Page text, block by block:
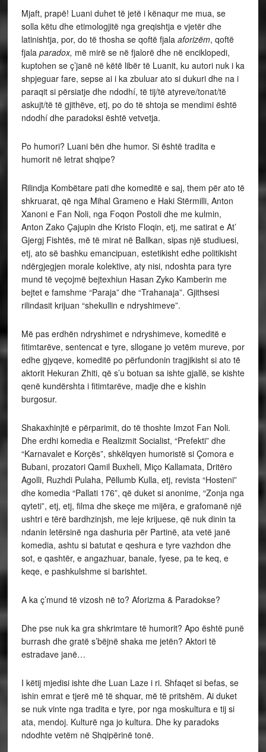
Mjaft, prapë! Luani duhet të jetë i kënaqur me mua, se
solla këtu dhe etimologjitë nga greqishtja e vjetër dhe
latinishtja, por, do të thosha se qoftë fjala aforizëm, qoftë
fjala paradox, më mirë se në fjalorë dhe në enciklopedi,
kuptohen se ç’janë në këtë libër të Luanit, ku autori nuk i ka
shpjeguar fare, sepse ai i ka zbuluar ato si dukuri dhe na i
paraqit si përsiatje dhe ndodhí, të tij/të atyreve/tonat/të
askujt/të të gjithëve, etj, po do të shtoja se mendimi është
ndodhí dhe paradoksi është vetvetja.
Po humori? Luani bën dhe humor. Si është tradita e
humorit në letrat shqipe?
Rilindja Kombëtare pati dhe komeditë e saj, them për ato të
shkruarat, që nga Mihal Grameno e Haki Stërmilli, Anton
Xanoni e Fan Noli, nga Foqon Postoli dhe me kulmin,
Anton Zako Çajupin dhe Kristo Floqin, etj, me satirat e At’
Gjergj Fishtës, më të mirat në Ballkan, sipas një studiuesi,
etj, ato së bashku emancipuan, estetikisht edhe politikisht
ndërgjegjen morale kolektive, aty nisi, ndoshta para tyre
mund të veçojmë bejtexhiun Hasan Zyko Kamberin me
bejtet e famshme “Paraja” dhe “Trahanaja”. Gjithsesi
rilindasit krijuan “shekullin e ndryshimeve”.
Më pas erdhën ndryshimet e ndryshimeve, komeditë e
fitimtarëve, sentencat e tyre, sllogane jo vetëm mureve, por
edhe gjyqeve, komeditë po përfundonin tragjikisht si ato të
aktorit Hekuran Zhiti, që s’u botuan sa ishte gjallë, se kishte
qenë kundërshta i fitimtarëve, madje dhe e kishin
burgosur.
Shakaxhinjtë e përparimit, do të thoshte Imzot Fan Noli.
Dhe erdhi komedia e Realizmit Socialist, “Prefekti” dhe
“Karnavalet e Korçës”, shkëlqyen humoristë si Çomora e
Bubani, prozatori Qamil Buxheli, Miço Kallamata, Dritëro
Agolli, Ruzhdi Pulaha, Pëllumb Kulla, etj, revista “Hosteni”
dhe komedia “Pallati 176”, që duket si anonime, “Zonja nga
qyteti”, etj, etj, filma dhe skeçe me mijëra, e grafomanë një
ushtri e tërë bardhzinjsh, me leje krijuese, që nuk dinin ta
ndanin letërsinë nga dashuria për Partinë, ata vetë janë
komedia, ashtu si batutat e qeshura e tyre vazhdon dhe
sot, e qashtër, e angazhuar, banale, fyese, pa te keq, e
keqe, e pashkulshme si barishtet.
A ka ç’mund të vizosh në to? Aforizma & Paradokse?
Dhe pse nuk ka gra shkrimtare të humorit? Apo është punë
burrash dhe gratë s’bëjnë shaka me jetën? Aktori të
estradave janë…
I këtij mjedisi ishte dhe Luan Laze i ri. Shfaqet si befas, se
ishin emrat e tjerë më të shquar, më të pritshëm. Ai duket
se nuk vinte nga tradita e tyre, por nga moskultura e tij si
ata, mendoj. Kulturë nga jo kultura. Dhe ky paradoks
ndodhte vetëm në Shqipërinë tonë.